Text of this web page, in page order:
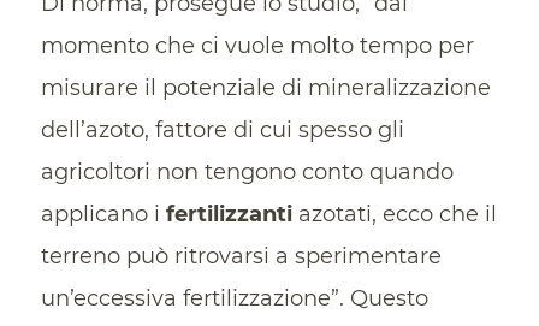
momento che ci vuole molto tempo per
misurare il potenziale di mineralizzazione
dell’azoto, fattore di cui spesso gli
agricoltori non tengono conto quando
applicano i fertilizzantiazotati, ecco che il
terreno può ritrovarsi a sperimentare
un’eccessiva fertilizzazione”. Questo